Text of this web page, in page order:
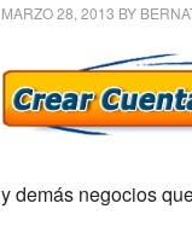
MARZO 28, 2013 BY
y demás negocios